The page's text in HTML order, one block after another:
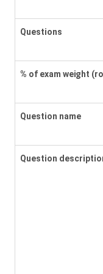
Questions
% of exam weight
Question name
Question